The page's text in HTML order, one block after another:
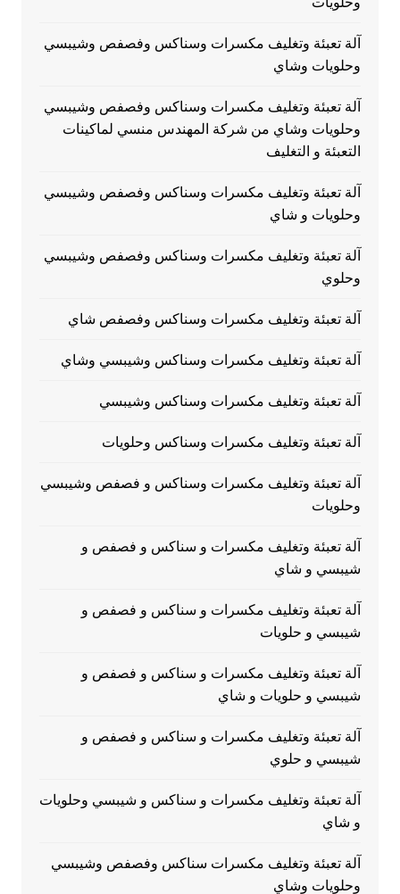
آلة تعبئة وتغليف مكسرات وسناكس وفصفص وشيبسي
وحلويات وشاي
آلة تعبئة وتغليف مكسرات وسناكس وفصفص وشيبسي
وحلويات وشاي من شركة المهندس منسي لماكينات
التعبئة و التغليف
آلة تعبئة وتغليف مكسرات وسناكس وفصفص وشيبسي
وحلويات و شاي
آلة تعبئة وتغليف مكسرات وسناكس وفصفص وشيبسي
وحلوي
آلة تعبئة وتغليف مكسرات وسناكس وفصفص شاي
آلة تعبئة وتغليف مكسرات وسناكس وشيبسي وشاي
آلة تعبئة وتغليف مكسرات وسناكس وشيبسي
آلة تعبئة وتغليف مكسرات وسناكس وحلويات
آلة تعبئة وتغليف مكسرات وسناكس و فصفص وشيبسي
وحلويات
آلة تعبئة وتغليف مكسرات و سناكس و فصفص و
شيبسي و شاي
آلة تعبئة وتغليف مكسرات و سناكس و فصفص و
شيبسي و حلويات
آلة تعبئة وتغليف مكسرات و سناكس و فصفص و
شيبسي و حلويات و شاي
آلة تعبئة وتغليف مكسرات و سناكس و فصفص و
شيبسي و حلوي
آلة تعبئة وتغليف مكسرات و سناكس و شيبسي وحلويات
و شاي
آلة تعبئة وتغليف مكسرات سناكس وفصفص وشيبسي
وحلويات وشاي